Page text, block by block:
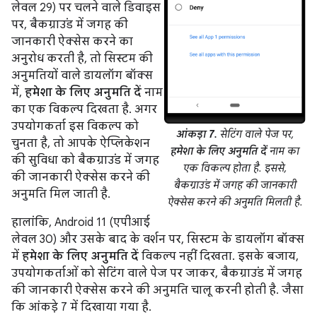
आंकड़ा 7. सेटिंग वाले पेज पर,
हमेशा के लिए अनुमति देंनाम का
एक विकल्प होता है. इससे,
बैकग्राउंड में जगह की जानकारी
ऐक्सेस करने की अनुमति मिलती है.
लेवल 29) पर चलने वाले डिवाइस
पर, बैकग्राउंड में जगह की
जानकारी ऐक्सेस करने का
अनुरोध करती है, तो सिस्टम की
अनुमतियों वाले डायलॉग बॉक्स
में, हमेशा के लिए अनुमति दें नाम
का एक विकल्प दिखता है. अगर
उपयोगकर्ता इस विकल्प को
चुनता है, तो आपके ऐप्लिकेशन
की सुविधा को बैकग्राउंड में जगह
की जानकारी ऐक्सेस करने की
अनुमति मिल जाती है.
हालांकि, Android 11 (एपीआई
लेवल 30) और उसके बाद के वर्शन पर, सिस्टम के डायलॉग बॉक्स
में हमेशा के लिए अनुमति दें विकल्प नहीं दिखता. इसके बजाय,
उपयोगकर्ताओं को सेटिंग वाले पेज पर जाकर, बैकग्राउंड में जगह
की जानकारी ऐक्सेस करने की अनुमति चालू करनी होती है. जैसा
कि आंकड़े 7 में दिखाया गया है.